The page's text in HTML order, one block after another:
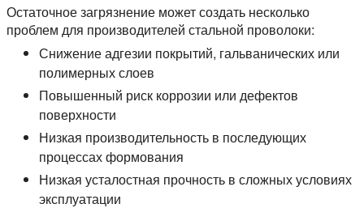
Остаточное загрязнение может создать несколько
проблем для производителей стальной проволоки:
Снижение адгезии покрытий, гальванических или
полимерных слоев
Повышенный риск коррозии или дефектов
поверхности
Низкая производительность в последующих
процессах формования
Низкая усталостная прочность в сложных условиях
эксплуатации